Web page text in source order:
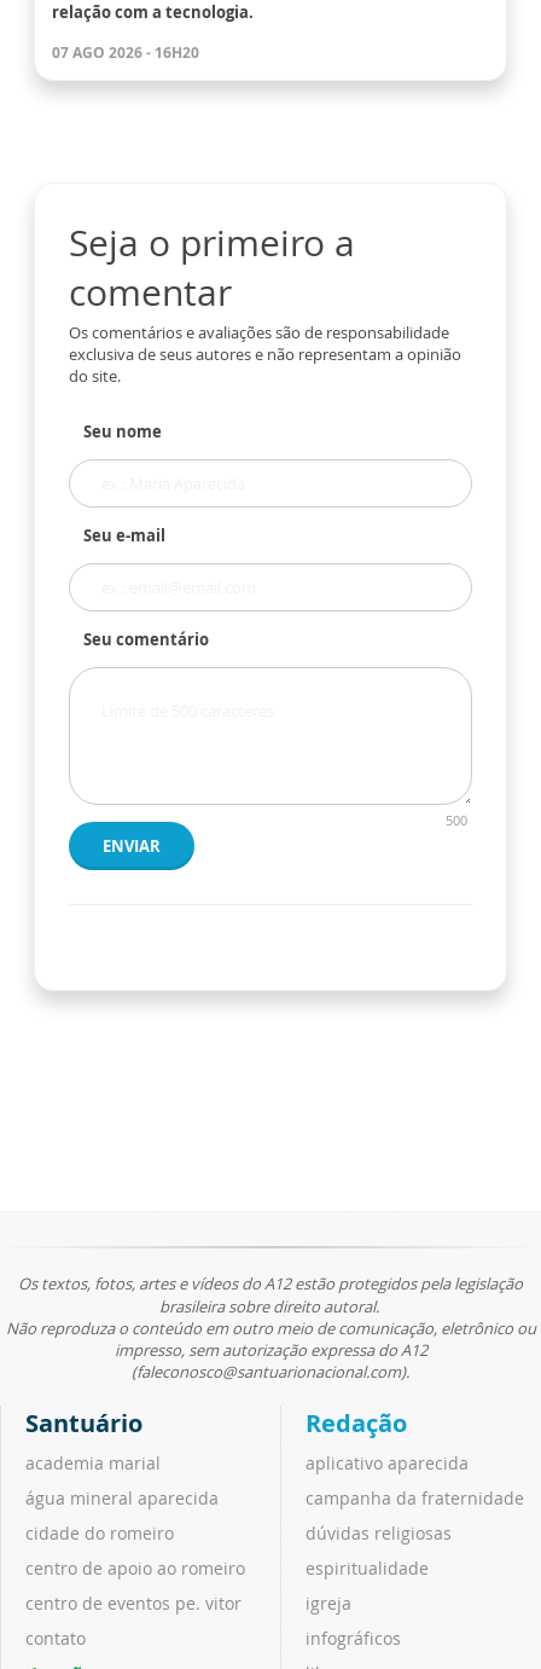
relação com a tecnologia.
07 AGO 2026 - 16H20
Seja o primeiro a
comentar
Os comentários e avaliações são de responsabilidade
exclusiva de seus autores e não representam a opinião
do site.
Seu nome
Seu e-mail
Seu comentário
500
ENVIAR
Os textos, fotos, artes e vídeos do A12 estão protegidos pela legislação
brasileira sobre direito autoral.
Não reproduza o conteúdo em outro meio de comunicação, eletrônico ou
impresso, sem autorização expressa do A12
(faleconosco@santuarionacional.com).
Santuário
academia marial
água mineral aparecida
cidade do romeiro
centro de apoio ao romeiro
centro de eventos pe. vitor
contato
Redação
aplicativo aparecida
campanha da fraternidade
dúvidas religiosas
espiritualidade
igreja
infográficos